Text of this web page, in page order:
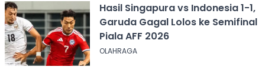
Hasil Singapura vs Indonesia 1-1,
Garuda Gagal Lolos ke Semifinal
Piala AFF 2026
OLAHRAGA